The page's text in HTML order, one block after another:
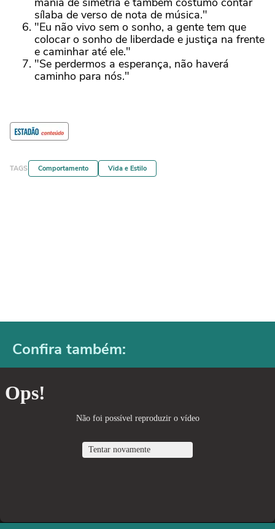
sílaba de verso de nota de música."
"Eu não vivo sem o sonho, a gente tem que
colocar o sonho de liberdade e justiça na frente
e caminhar até ele."
"Se perdermos a esperança, não haverá
caminho para nós."
TAGS Comportamento Vida e Estilo
Confira também: